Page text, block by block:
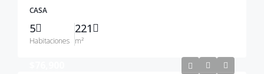
CASA
5
Habitaciones
221
m²